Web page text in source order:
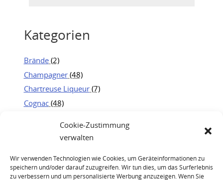
Cookie-Zustimmung
verwalten
Wir verwenden Technologien wie Cookies, um Geräteinformationen zu
speichern und/oder darauf zuzugreifen. Wir tun dies, um das Surferlebnis
zu verbessern und um personalisierte Werbung anzuzeigen. Wenn Sie
Kategorien
Brände (2)
Champagner (48)
Chartreuse Liqueur (7)
Cognac (48)
Kweichow Moutai (25)
Rum (23)
Whisky (83)